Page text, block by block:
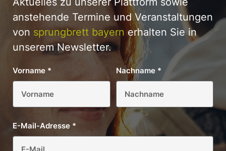
anstehende Termine und Veranstaltungen
von sprungbrett bayernerhalten Sie in
unserem Newsletter.
Vorname * Nachname *
E-Mail-Adresse *